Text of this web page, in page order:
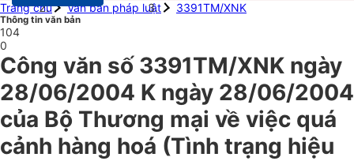
Trang chủ
Văn bản pháp luật 3391TM/XNK
Thông tin văn bản
104
0
Công văn số 3391TM/XNK ngày
28/06/2004 K ngày 28/06/2004
của Bộ Thương mại về việc quá
cảnh hàng hoá (Tình trạng hiệu